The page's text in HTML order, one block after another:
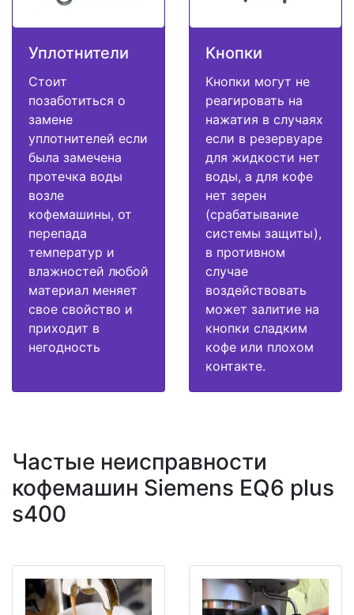
Уплотнители
Стоит
позаботиться о
замене
уплотнителей если
была замечена
протечка воды
возле
кофемашины, от
перепада
температур и
влажностей любой
материал меняет
свое свойство и
приходит в
негодность
Кнопки
Кнопки могут не
реагировать на
нажатия в случаях
если в резервуаре
для жидкости нет
воды, а для кофе
нет зерен
(срабатывание
системы защиты),
в противном
случае
воздействовать
может залитие на
кнопки сладким
кофе или плохом
контакте.
Частые неисправности
кофемашин Siemens EQ6 plus
s400